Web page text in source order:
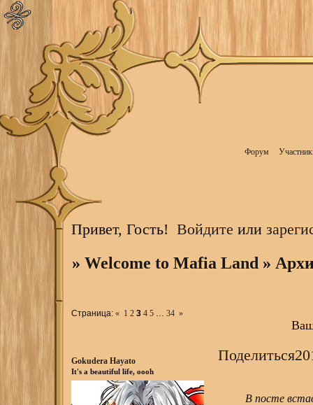
Форум
Привет, Гость! Войдите или
»Welcome to Mafia Land »
Страница:« 1 2 3 4 5 34 »
Поделиться
Gokudera Hayato
It's a beautiful life, oooh
В посте